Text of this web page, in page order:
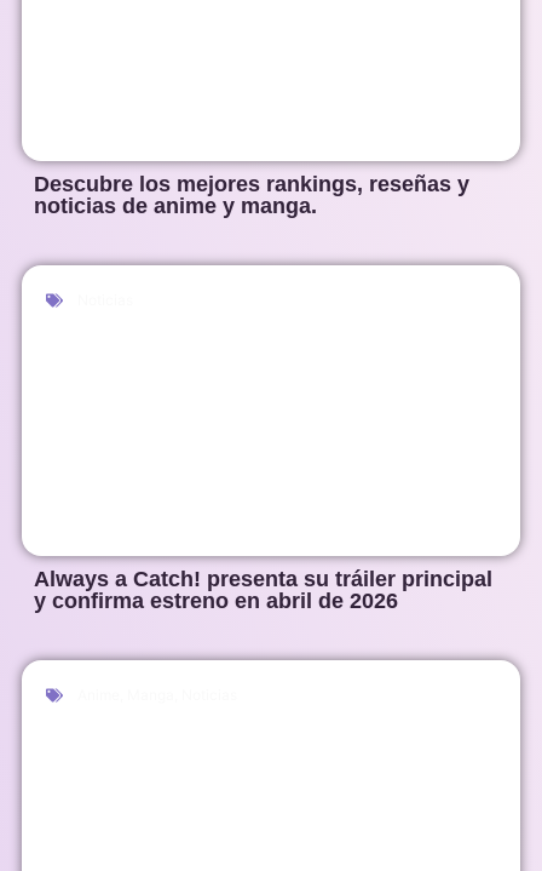
Descubre los mejores rankings, reseñas y
noticias de anime y manga.
Always a Catch! presenta su tráiler principal
y confirma estreno en abril de 2026